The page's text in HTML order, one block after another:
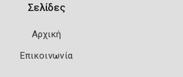
Σελίδες
Αρχική
Επικοινωνία